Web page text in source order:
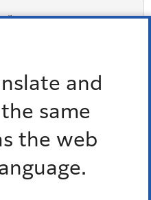
and
same
the web
災課防災政策係